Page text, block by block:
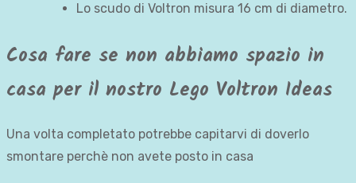
Lo scudo di Voltron misura 16 cm di diametro.
Cosa fare se non abbiamo spazio in
casa per il nostro Lego Voltron Ideas
Una volta completato potrebbe capitarvi di doverlo
smontare perchè non avete posto in casa